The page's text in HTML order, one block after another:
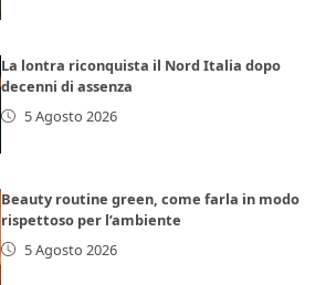
La lontra riconquista il Nord Italia dopo
decenni di assenza
5 Agosto 2026
Beauty routine green, come farla in modo
rispettoso per l’ambiente
5 Agosto 2026